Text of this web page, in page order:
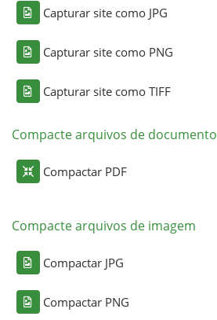
Capturar site como JPG
Capturar site como PNG
Capturar site como TIFF
Compacte arquivos de documento
Compactar PDF
Compacte arquivos de imagem
Compactar JPG
Compactar PNG